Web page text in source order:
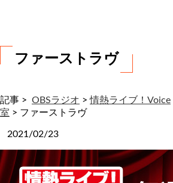
ファーストラヴ
記事 > OBSラジオ >情熱ライブ！Voice
室 > ファーストラヴ
2021/02/23